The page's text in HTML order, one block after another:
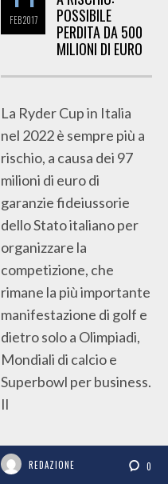
FEB2017
POSSIBILE
PERDITA DA 500
MILIONI DI EURO
La Ryder Cup in Italia
nel 2022 è sempre più a
rischio, a causa dei 97
milioni di euro di
garanzie fideiussorie
dello Stato italiano per
organizzare la
competizione, che
rimane la più importante
manifestazione di golf e
dietro solo a Olimpiadi,
Mondiali di calcio e
Superbowl per business.
Il
REDAZIONE 0